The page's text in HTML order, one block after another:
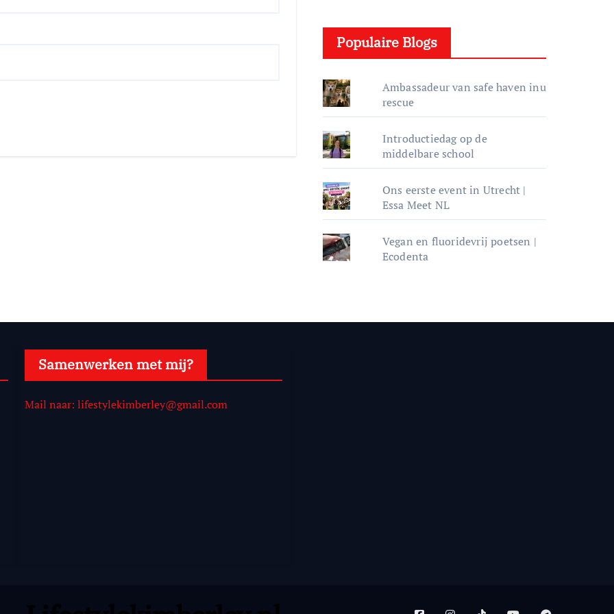
l
Populaire Blogs
Ambassadeur van safe haven inu
rescue
Introductiedag op de
middelbare school
Ons eerste event in Utrecht |
Essa Meet NL
Vegan en fluoridevrij poetsen |
Ecodenta
Samenwerken met mij?
Mail naar: lifestylekimberley@gmail.com